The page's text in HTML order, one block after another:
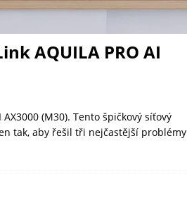
AQUILA PRO AI
(M30). Tento špičkový síťový
tak, aby řešil tři nejčastější problémy